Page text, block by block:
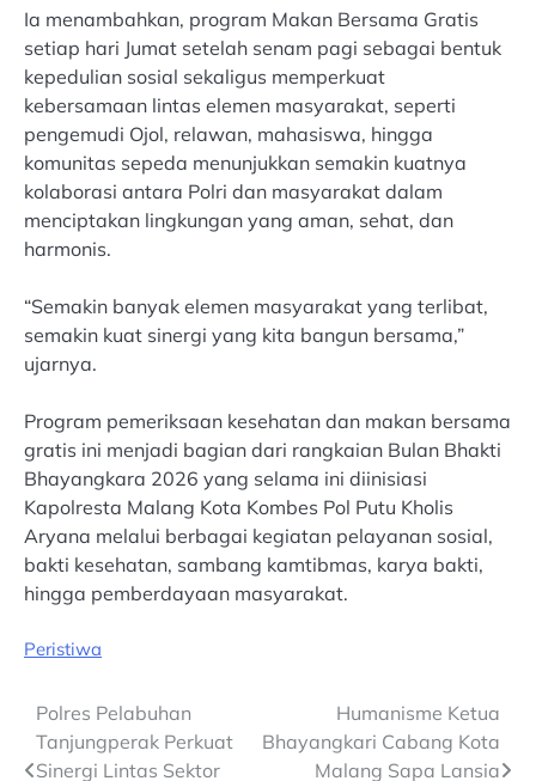
Ia menambahkan, program Makan Bersama Gratis
setiap hari Jumat setelah senam pagi sebagai bentuk
kepedulian sosial sekaligus memperkuat
kebersamaan lintas elemen masyarakat, seperti
pengemudi Ojol, relawan, mahasiswa, hingga
komunitas sepeda menunjukkan semakin kuatnya
kolaborasi antara Polri dan masyarakat dalam
menciptakan lingkungan yang aman, sehat, dan
harmonis.
“Semakin banyak elemen masyarakat yang terlibat,
semakin kuat sinergi yang kita bangun bersama,”
ujarnya.
Program pemeriksaan kesehatan dan makan bersama
gratis ini menjadi bagian dari rangkaian Bulan Bhakti
Bhayangkara 2026 yang selama ini diinisiasi
Kapolresta Malang Kota Kombes Pol Putu Kholis
Aryana melalui berbagai kegiatan pelayanan sosial,
bakti kesehatan, sambang kamtibmas, karya bakti,
hingga pemberdayaan masyarakat.
Peristiwa
Post
navigation
Polres Pelabuhan
Tanjungperak Perkuat
Sinergi Lintas Sektor
Humanisme Ketua
Bhayangkari Cabang Kota
Malang Sapa Lansia